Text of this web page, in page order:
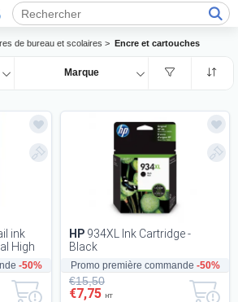
de bureau et scolaires > Encre et cartouches
Marque
-50%
ink
High
Promo première commande -50%
HP 934XL Ink Cartridge -
Black
€15,50
€7,75 HT